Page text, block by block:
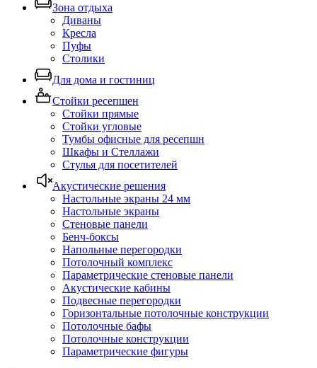
Зона отдыха
Диваны
Кресла
Пуфы
Столики
Для дома и гостиниц
Стойки ресепшен
Стойки прямые
Стойки угловые
Тумбы офисные для ресепшн
Шкафы и Стеллажи
Стулья для посетителей
Акустические решения
Настольные экраны 24 мм
Настольные экраны
Стеновые панели
Бенч-боксы
Напольные перегородки
Потолочный комплекс
Параметрические стеновые панели
Акустические кабины
Подвесные перегородки
Горизонтальные потолочные конструкции
Потолочные бафы
Потолочные конструкции
Параметрические фигуры